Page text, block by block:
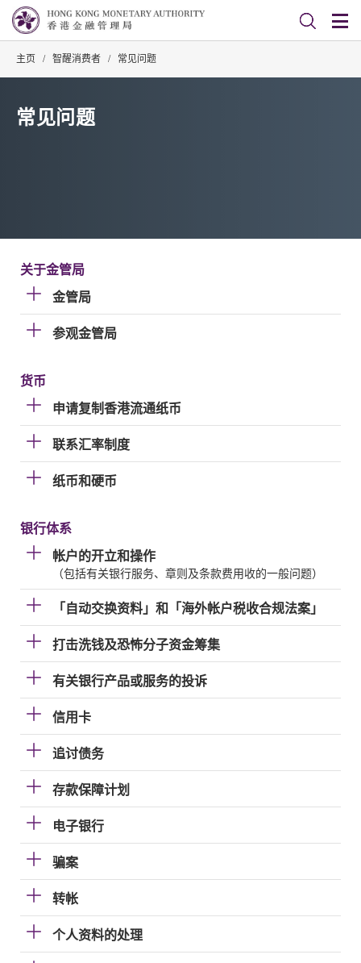
主页 / 智醒消费者 / 常见问题
常见问题
关于金管局
金管局
参观金管局
货币
申请复制香港流通纸币
联系汇率制度
纸币和硬币
银行体系
帐户的开立和操作
（包括有关银行服务、章则及条款费用收的一般问题）
「自动交换资料」和「海外帐户税收合规法案」
打击洗钱及恐怖分子资金筹集
有关银行产品或服务的投诉
信用卡
追讨债务
存款保障计划
电子银行
骗案
转帐
个人资料的处理